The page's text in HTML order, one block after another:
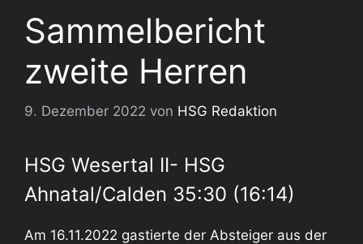
Sammelbericht
zweite Herren
9. Dezember 2022 von HSG Redaktion
HSG Wesertal II- HSG
Ahnatal/Calden 35:30 (16:14)
Am 16.11.2022 gastierte der Absteiger aus der